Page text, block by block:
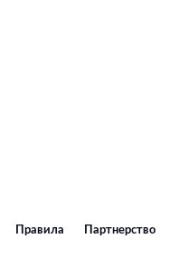
Правила Партнерство